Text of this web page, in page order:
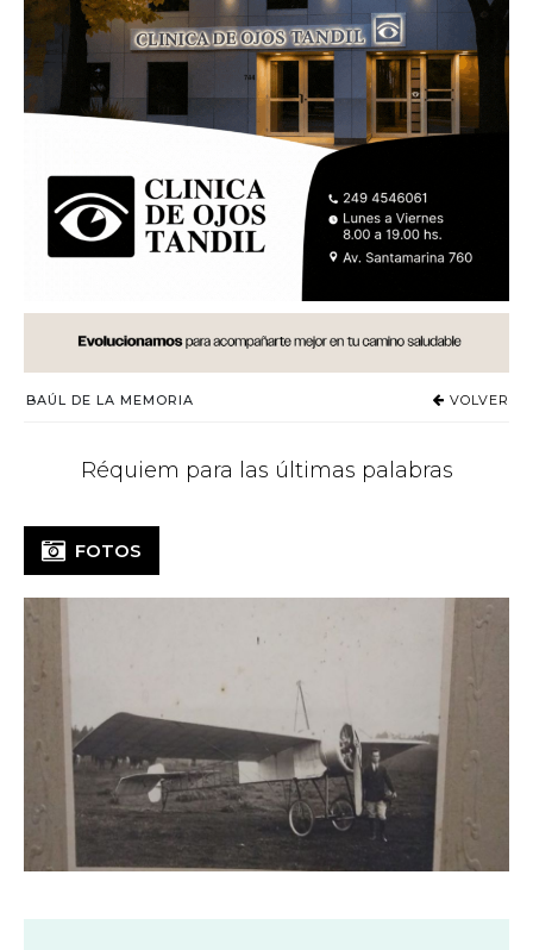
BAÚL DE LA MEMORIA VOLVER
Réquiem para las últimas palabras
FOTOS